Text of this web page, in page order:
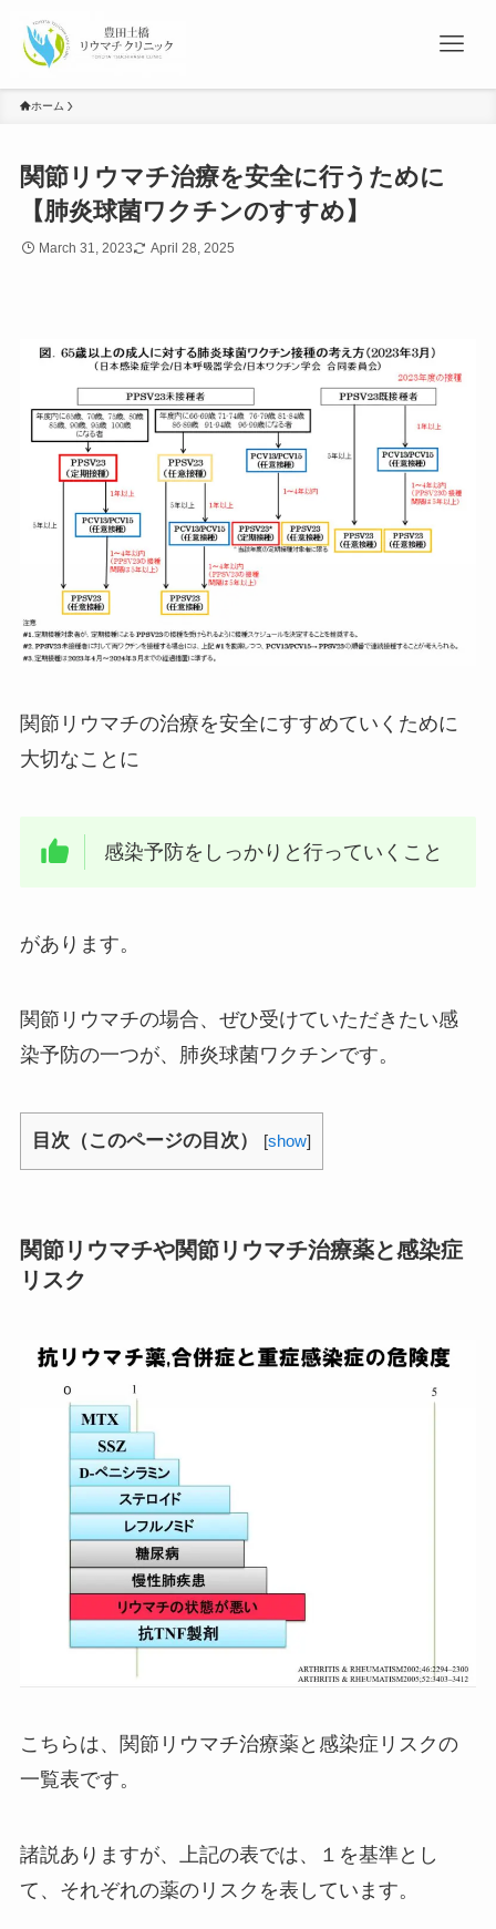
ホーム
関節リウマチ治療を安全に行うために
【肺炎球菌ワクチンのすすめ】
March 31, 2023 April 28, 2025
関節リウマチの治療を安全にすすめていくために
大切なことに
感染予防をしっかりと行っていくこと
があります。
関節リウマチの場合、ぜひ受けていただきたい感
染予防の一つが、肺炎球菌ワクチンです。
目次（このページの目次） [show]
関節リウマチや関節リウマチ治療薬と感染症
リスク
こちらは、関節リウマチ治療薬と感染症リスクの
一覧表です。
諸説ありますが、上記の表では、１を基準とし
て、それぞれの薬のリスクを表しています。